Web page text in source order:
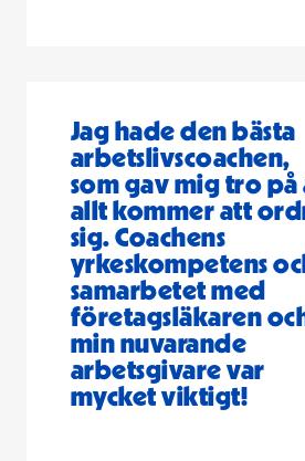
Jag hade den bästa
arbetslivscoachen,
som gav mig tro på
allt kommer att
sig. Coachens
yrkeskompetens
samarbetet med
företagsläkaren
min nuvarande
arbetsgivare var
mycket viktigt!